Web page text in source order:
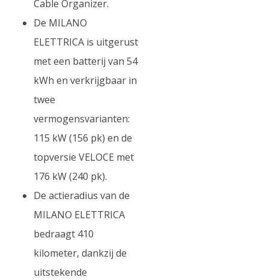
Cable Organizer.
De MILANO
ELETTRICA is uitgerust
met een batterij van 54
kWh en verkrijgbaar in
twee
vermogensvarianten:
115 kW (156 pk) en de
topversie VELOCE met
176 kW (240 pk).
De actieradius van de
MILANO ELETTRICA
bedraagt 410
kilometer, dankzij de
uitstekende